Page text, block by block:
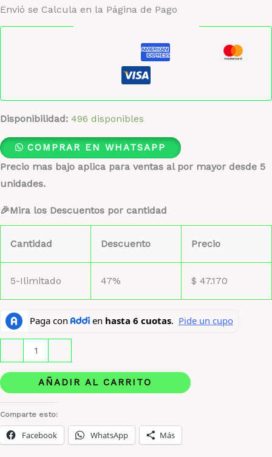
Envió se Calcula en la Página de Pago
Disponibilidad: 496 disponibles
COMPRAR EN WHATSAPP
Precio mas bajo aplica para ventas al por mayor desde 5
unidades.
🎉Mira los Descuentos por cantidad
Cantidad Descuento Precio
5-Ilimitado 47% $ 47.170
Versace
Yellow
Diamond
Fragancia
femenina
radiante
y
AÑADIR AL CARRITO
Comparte esto:
Facebook WhatsApp Más